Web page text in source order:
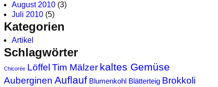
August 2010 (3)
Juli 2010 (5)
Kategorien
Artikel
Schlagwörter
Chicorée Löffel Tim Mälzer kaltes Gemüse
Auberginen Auflauf Blumenkohl Blätterteig Brokkoli